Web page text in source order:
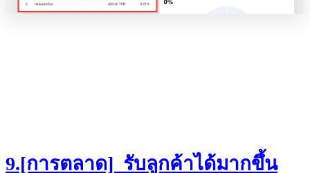
9.[การตลาด] รับลูกค้าได้มากขึ้น